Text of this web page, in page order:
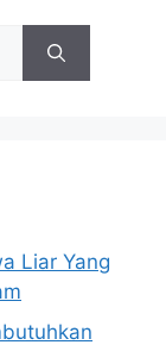
Liar Yang